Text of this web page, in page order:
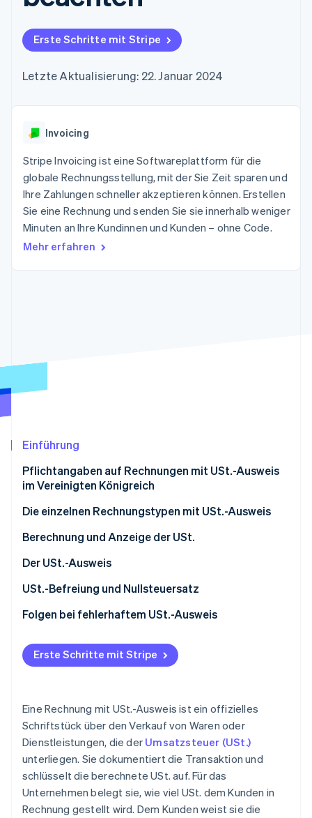
125
Terminal
Zahlungen vor Ort
Boost
Autorisierungsraten
Beschleunigter
Financial
Connections
Verbundene
Finanzdaten
Product roadmap
Erfahren Sie, wie Stripe Lösungen für die
Geldmanagement
SaaS
Bewirtung, Reisen und
Freizeit
Versicherungen
Medien und
Unterhaltung
Gemeinnützige
Organisationen
Fachdienstleistungen
Einzelhandel
Marktplatz auf
Abonnementverwaltung
nutzungsbasierte
Abrechnung um
Karten ausgeben: So
Diensten mit Agenten
Ressourcen
App-Integrationen
Entwickler-Blog
Stripe Sessions
Karriere
Stripe Press
kontaktieren
Partner werden
Erste Schritte mit Stripe
Letzte Aktualisierung: 22. Januar 2024
Invoicing
Stripe Invoicing ist eine Softwareplattform für die
globale Rechnungsstellung, mit der Sie Zeit sparen und
Ihre Zahlungen schneller akzeptieren können. Erstellen
Sie eine Rechnung und senden Sie sie innerhalb weniger
Minuten an Ihre Kundinnen und Kunden – ohne Code.
Mehr erfahren
Einführung
Pflichtangaben auf Rechnungen mit USt.-Ausweis
im Vereinigten Königreich
Die einzelnen Rechnungstypen mit USt.-Ausweis
Berechnung und Anzeige der USt.
Der USt.-Ausweis
USt.-Befreiung und Nullsteuersatz
Folgen bei fehlerhaftem USt.-Ausweis
Erste Schritte mit Stripe
Eine Rechnung mit USt.-Ausweis ist ein offizielles
Schriftstück über den Verkauf von Waren oder
Dienstleistungen, die der Umsatzsteuer (USt.)
unterliegen. Sie dokumentiert die Transaktion und
schlüsselt die berechnete USt. auf. Für das
Unternehmen belegt sie, wie viel USt. dem Kunden in
Rechnung gestellt wird. Dem Kunden weist sie die